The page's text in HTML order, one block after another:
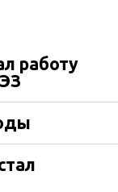
работу